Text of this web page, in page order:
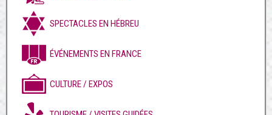
SPECTACLES EN HÉBREU
ÉVÉNEMENTS EN FRANCE
CULTURE / EXPOS